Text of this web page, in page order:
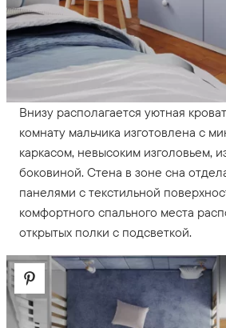
Внизу располагается уютная
комнату мальчика изготовлена с
каркасом, невысоким изголовьем,
боковиной. Стена в зоне сна
панелями с текстильной
комфортного спального места
открытых полки с подсветкой.